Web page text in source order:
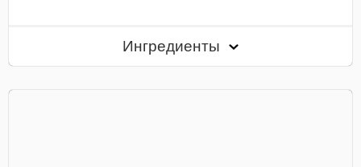
Ингредиенты